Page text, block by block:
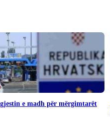
e madh për mërgimtarët